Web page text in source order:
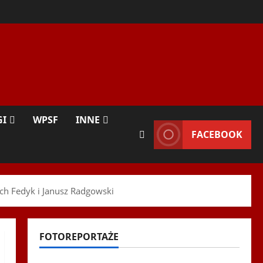
WPSF INNE
FACEBOOK
Fedyk i Janusz Radgowski
FOTOREPORTAŻE